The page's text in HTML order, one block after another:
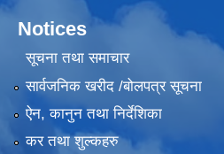
Notices
सूचना तथा समाचार
सार्वजनिक खरीद /बोलपत्र सूचना
ऐन, कानुन तथा निर्देशिका
कर तथा शुल्कहरु